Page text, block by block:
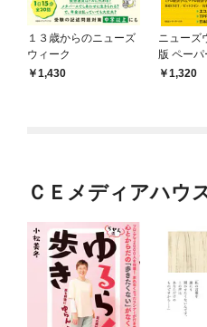
１３歳からのニューズ
ウィーク
1,430
ニューズ
版 ペーパ
経済超入
1,320
ＣＥメディアハウ